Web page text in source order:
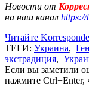
Новости от
на наш канал https://
Читайте
ТЕГИ: Украина,
экстрадиция,
Если вы заметили
нажмите Ctrl+Enter,